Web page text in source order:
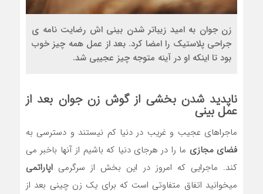
زن جوان به امید زیباتر شدن بینی اش رضایت نامه ی
جراحی پلاستیک را امضا کرد. بعد از عمل همه چیز خوب
بود تا اینکه او در آینه متوجه چیز عجیبی شد.
ناپدید شدن بخشی از گوش زن جوان بعد از
عمل بینی
ماجراهای عجیب و غریب در دنیا کم نیستند و دسترسی به
فضای مجازی ما را در هرجای دنیا که باشیم از آنها باخبر می
کند. ماجرایی که امروز در این بخش از سرگرمی اپاراتمی
میخوانید اتفاق متفاوتی است که برای یک زن چینی بعد از